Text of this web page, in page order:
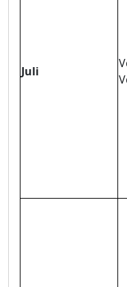
Juli